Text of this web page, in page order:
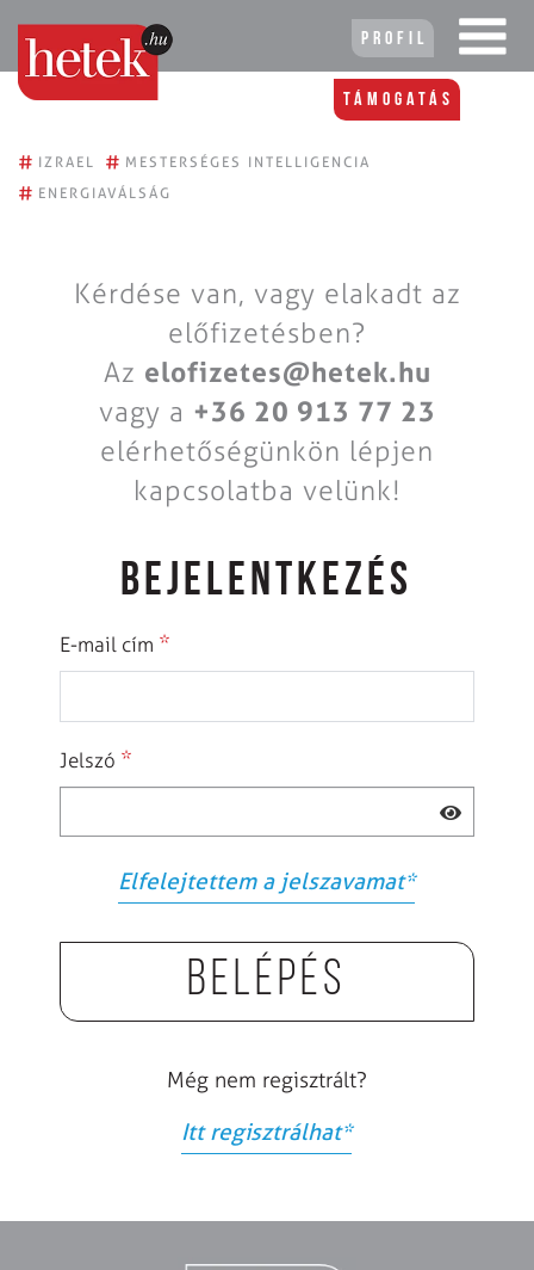
Profil
Támogatás
# IZRAEL # MESTERSÉGES INTELLIGENCIA
# ENERGIAVÁLSÁG
Kérdése van, vagy elakadt az
előfizetésben?
Az elofizetes@hetek.hu
vagy a +36 20 913 77 23
elérhetőségünkön lépjen
kapcsolatba velünk!
BEJELENTKEZÉS
E-mail cím *
Jelszó *
Elfelejtettem a jelszavamat*
Belépés
Még nem regisztrált?
Itt regisztrálhat*